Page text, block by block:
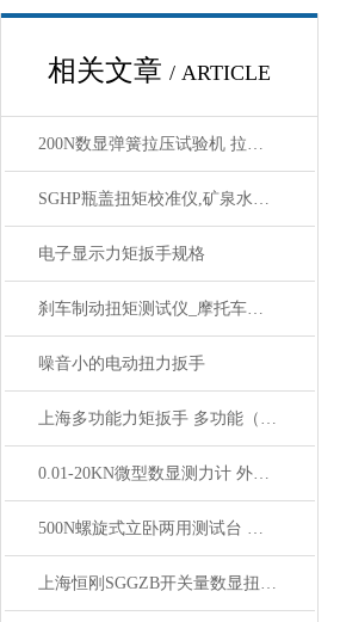
相关文章 / ARTICLE
200N数显弹簧拉压试验机 拉伸压缩测试机
SGHP瓶盖扭矩校准仪,矿泉水厂用校准瓶盖扭矩专测试仪器
电子显示力矩扳手规格
刹车制动扭矩测试仪_摩托车刹车扭力检测仪
噪音小的电动扭力扳手
上海多功能力矩扳手 多功能（数显 预置 表盘）力矩扳手价格
0.01-20KN微型数显测力计 外置薄片式传感器
500N螺旋式立卧两用测试台 压力测试仪测试架
上海恒刚SGGZB开关量数显扭力扳手维修保养全攻略